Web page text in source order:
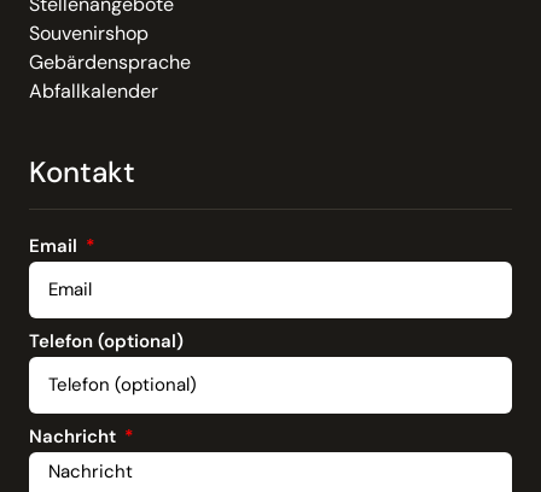
Souvenirshop
Gebärdensprache
Abfallkalender
Kontakt
Email
Telefon (optional)
Nachricht